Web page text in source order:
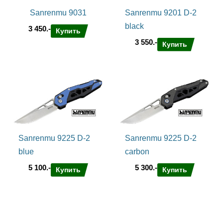
износостойкостью.
Клинок Sanrenmu 652
Итак, что мы имеем? Универсальный распространённый в том
или ином виде профиль drop point и отличная геометрия –
сведение в 0,4-0,5 мм и бритвенную заточку из коробки.
Тактическое чёрное покрытие, за которое можно не
переживать - не слезет при работе с деревом и уж тем более
с продуктами, поцарапать его можно разве что вскрывая
консервные банки и строгая проволоку, но кому оно надо)? По
сбалансированное лезвие, пригодное для любой работы с
поправкой на свой компактный размер.
Рукоять ножа Sanrenmu 7130 FUI-SH
Sanrenmu 9031
3 450.-
Купить
Sanrenmu 9201 D-2
black
3 550.-
Купить
Sanrenmu 9225 D-2
blue
5 100.-
Купить
Sanrenmu 9225 D-2
carbon
5 300.-
Купить